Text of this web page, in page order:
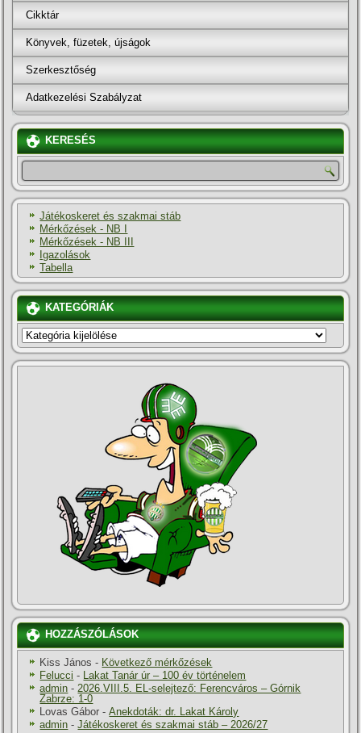
Cikktár
Könyvek, füzetek, újságok
Szerkesztőség
Adatkezelési Szabályzat
KERESÉS
Játékoskeret és szakmai stáb
Mérkőzések - NB I
Mérkőzések - NB III
Igazolások
Tabella
KATEGÓRIÁK
KATEGÓRIÁK
HOZZÁSZÓLÁSOK
Kiss János - Következő mérkőzések
Felucci -
Lakat Tanár úr – 100 év történelem
admin - 2026.VIII.5. EL-selejtező: Ferencváros – Górnik
Zabrze: 1-0
Lovas Gábor -Anekdoták: dr. Lakat Károly
admin -Játékoskeret és szakmai stáb – 2026/27